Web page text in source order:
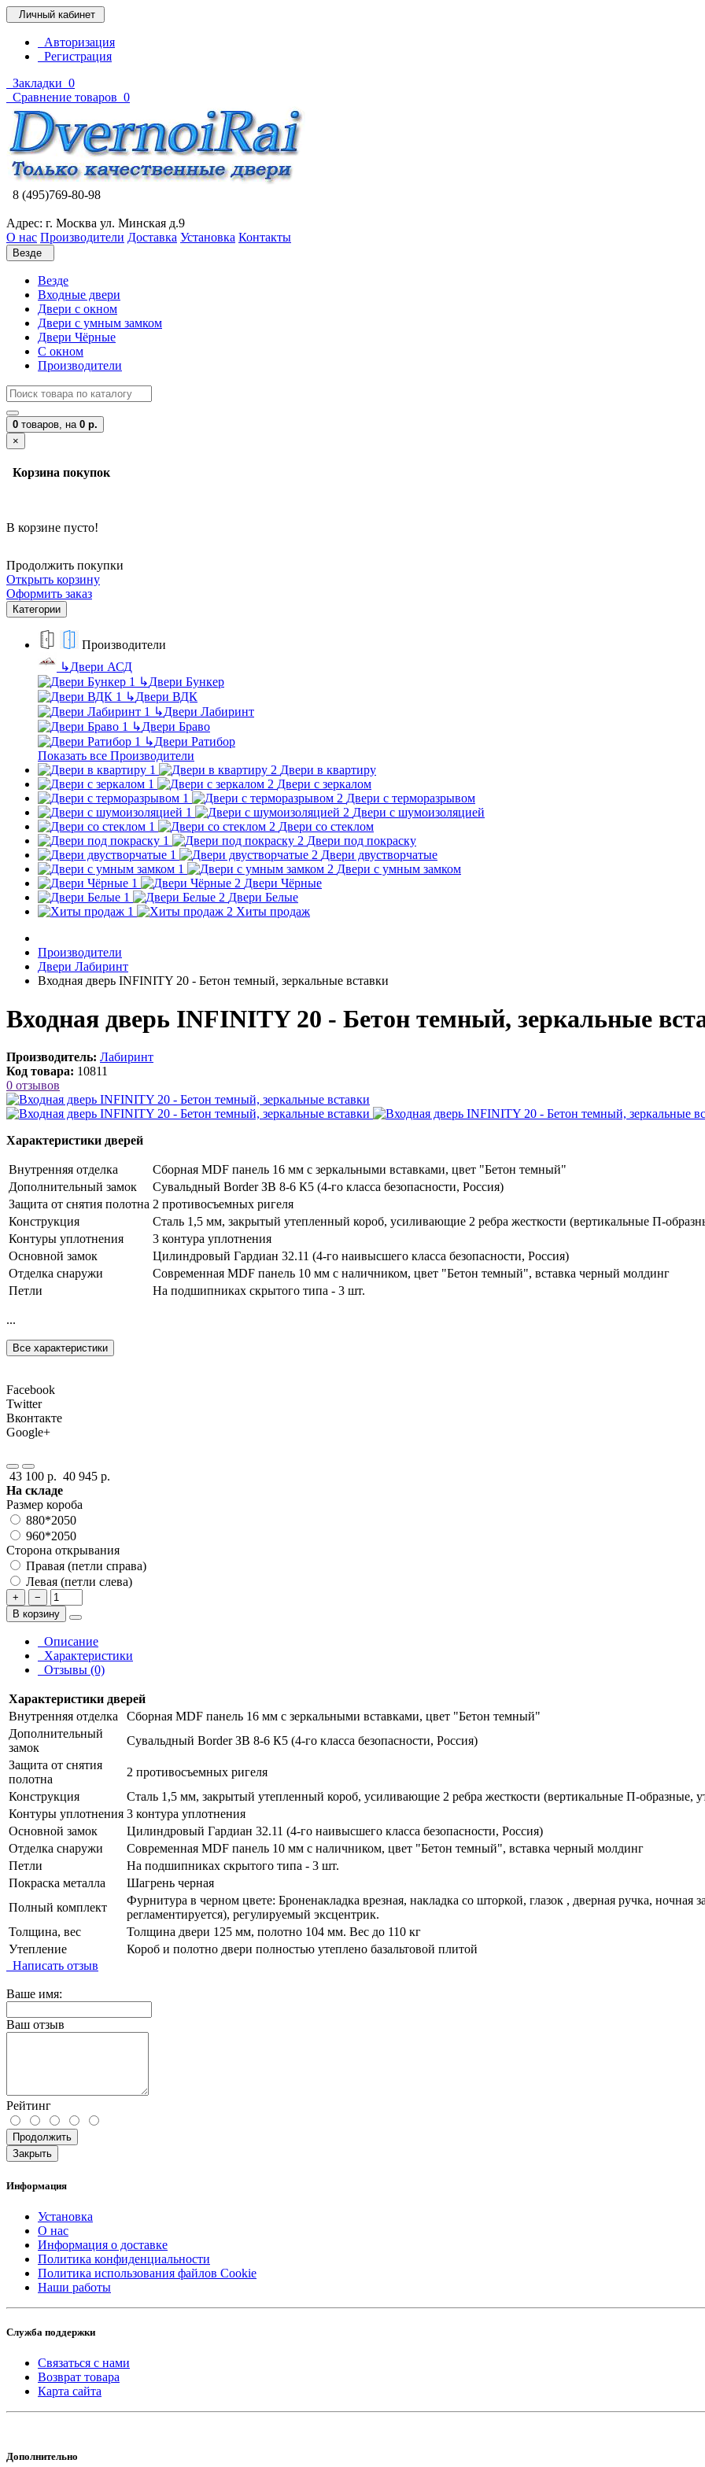
Личный кабинет
Авторизация
Регистрация
Закладки 0
Сравнение товаров 0
8 (495)769-80-98
Адрес: г. Москва ул. Минская д.9
О нас Производители Доставка Установка Контакты
Везде
Везде
Входные двери
Двери с окном
Двери с умным замком
Двери Чёрные
C окном
Производители
0 товаров, на 0 р.
×
Корзина покупок
В корзине пусто!
Продолжить покупки
Открыть корзину
Оформить заказ
Категории
Производители
↳Двери АСД
↳Двери Бункер
↳Двери ВДК
↳Двери Лабиринт
↳Двери Браво
↳Двери Ратибор
Показать все Производители
Двери в квартиру
Двери с зеркалом
Двери с терморазрывом
Двери с шумоизоляцией
Двери со стеклом
Двери под покраску
Двери двустворчатые
Двери с умным замком
Двери Чёрные
Двери Белые
Хиты продаж
Производители
Двери Лабиринт
Входная дверь INFINITY 20 - Бетон темный, зеркальные вставки
Входная дверь INFINITY 20 - Бетон темный, зеркальные
Производитель: Лабиринт
Код товара: 10811
0 отзывов
Характеристики дверей
Внутренняя отделка
Сборная MDF панель 16 мм с зеркальными вставками, цвет "Бетон темный"
Дополнительный замок
Сувальдный Border ЗВ 8-6 К5 (4-го класса безопасности, Россия)
Защита от снятия полотна 2 противосъемных ригеля
Конструкция
Сталь 1,5 мм, закрытый утепленный короб, усиливающие 2 ребра жесткости (вертикальные П-
Контуры уплотнения
3 контура уплотнения
Основной замок
Цилиндровый Гардиан 32.11 (4-го наивысшего класса безопасности, Россия)
Отделка снаружи
Современная MDF панель 10 мм с наличником, цвет "Бетон темный", вставка черный молдинг
Петли
На подшипниках скрытого типа - 3 шт.
...
Все характеристики
Facebook
Twitter
Вконтакте
Google+
43 100 р. 40 945 р.
На складе
Размер короба
880*2050
960*2050
Сторона открывания
Правая (петли справа)
Левая (петли слева)
+
−
В корзину
Описание
Характеристики
Отзывы (0)
Характеристики дверей
Внутренняя отделка
Сборная MDF панель 16 мм с зеркальными вставками, цвет "Бетон темный"
Дополнительный
замок
Сувальдный Border ЗВ 8-6 К5 (4-го класса безопасности, Россия)
Защита от снятия
полотна
2 противосъемных ригеля
Конструкция
Сталь 1,5 мм, закрытый утепленный короб, усиливающие 2 ребра жесткости (вертикальные П-образные,
Контуры уплотнения 3 контура уплотнения
Основной замок
Цилиндровый Гардиан 32.11 (4-го наивысшего класса безопасности, Россия)
Отделка снаружи
Современная MDF панель 10 мм с наличником, цвет "Бетон темный", вставка черный молдинг
Петли
На подшипниках скрытого типа - 3 шт.
Покраска металла
Шагрень черная
Полный комплект
Фурнитура в черном цвете: Броненакладка врезная, накладка со шторкой, глазок , дверная ручка,
регламентируется), регулируемый эксцентрик.
Толщина, вес
Толщина двери 125 мм, полотно 104 мм. Вес до 110 кг
Утепление
Короб и полотно двери полностью утеплено базальтовой плитой
Написать отзыв
Ваше имя:
Ваш отзыв
Рейтинг
Продолжить
Закрыть
Информация
Установка
О нас
Информация о доставке
Политика конфиденциальности
Политика использования файлов Cookie
Наши работы
Служба поддержки
Связаться с нами
Возврат товара
Карта сайта
Дополнительно